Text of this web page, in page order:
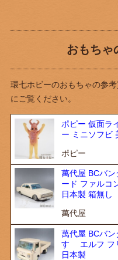
おもちゃ
環七ホビーのおもちゃの参
にご覧ください。
ポピー 仮面ラ
ー ミニソフビ
ポピー
萬代屋 BCバン
ード ファルコ
日本製 箱無し
萬代屋
萬代屋 BCバ
すゞ エルフ フ
日本製